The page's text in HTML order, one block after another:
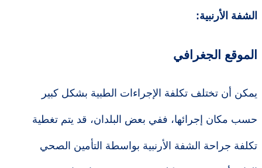
الشفة الأرنبية:
الموقع الجغرافي
يمكن أن تختلف تكلفة الإجراءات الطبية بشكل كبير
حسب مكان إجرائها، ففي بعض البلدان، قد يتم تغطية
تكلفة جراحة الشفة الأرنبية بواسطة التأمين الصحي